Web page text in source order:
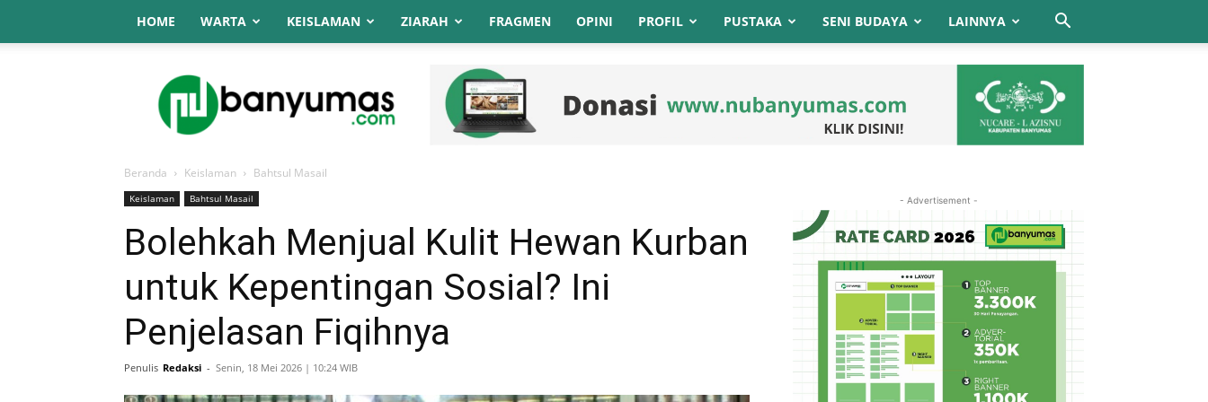
HOME WARTA KEISLAMAN ZIARAH FRAGMEN OPINI PROFIL PUSTAKA SENI BUDAYA LAINNYA
NU
Online
Banyumas
Beranda Keislaman Bahtsul Masail
Keislaman Bahtsul Masail
Bolehkah Menjual Kulit Hewan Kurban
untuk Kepentingan Sosial? Ini
Penjelasan Fiqihnya
Penulis Redaksi - Senin, 18 Mei 2026 | 10:24 WIB
- Advertisement -